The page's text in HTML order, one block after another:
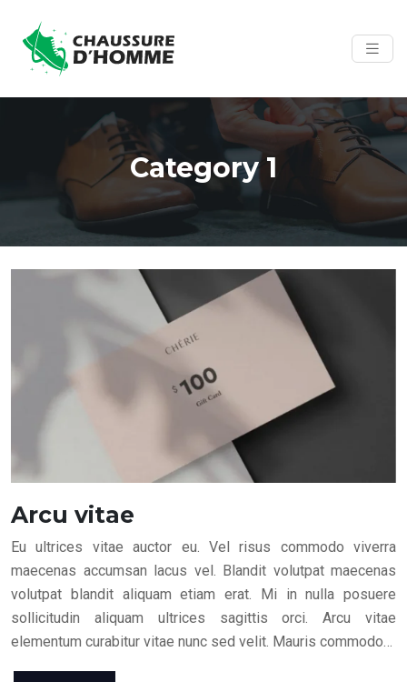
Category 1
Arcu vitae
Eu ultrices vitae auctor eu. Vel risus commodo viverra
maecenas accumsan lacus vel. Blandit volutpat maecenas
volutpat blandit aliquam etiam erat. Mi in nulla posuere
sollicitudin aliquam ultrices sagittis orci. Arcu vitae
elementum curabitur vitae nunc sed velit. Mauris commodo…